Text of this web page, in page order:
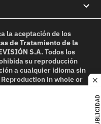
PUBLICIDAD
la aceptación de los
de Tratamiento de la
S.A.Todos los
su reproducción
a cualquier idioma sin
in whole or